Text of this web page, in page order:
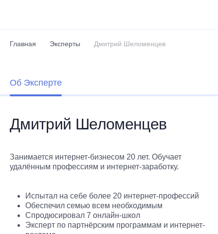
Главная Эксперты Дмитрий Шеломенцев
Об Эксперте
Дмитрий Шеломенцев
Занимается интернет-бизнесом 20 лет. Обучает
удалённым профессиям и интернет-заработку.
Испытал на себе более 20 интернет-профессий
Обеспечил семью всем необходимым
Спродюсировал 7 онлайн-школ
Эксперт по партнёрским программам и интернет-